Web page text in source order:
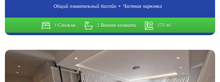
Общий плавательный бассейн Частная парковка
3 Спальня 2 Ванная комната 175 m²